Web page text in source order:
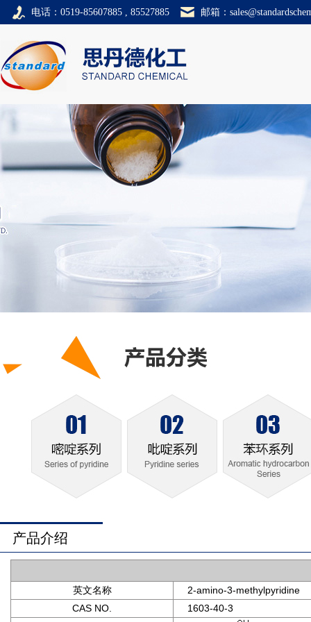
电话：0519-85607885 , 85527885 邮箱：
产品介绍
英文名称
2-amino-3-methylpyridine
CAS NO.
1603-40-3